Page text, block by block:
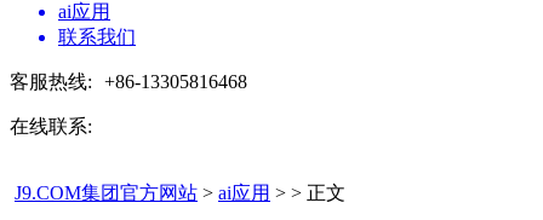
ai应用
联系我们
客服热线: +86-13305816468
在线联系:
J9.COM集团官方网站 > ai应用 > > 正文